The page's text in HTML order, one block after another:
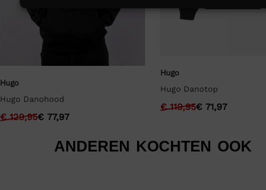
Hugo
Hugo Danohood
€129,95€77,97
Hugo
Hugo Danotop
€119,95€ 71,97
ANDEREN KOCHTEN OOK